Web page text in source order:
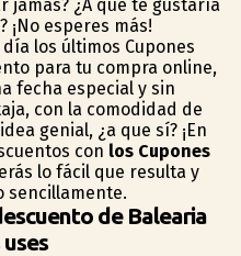
jamás? ¿A que te gustaría
¡No esperes más!
los últimos Cupones
para tu compra online,
fecha especial y sin
con la comodidad de
genial, ¿a que sí? ¡En
con los Cupones
lo fácil que resulta y
sencillamente.
de Balearia